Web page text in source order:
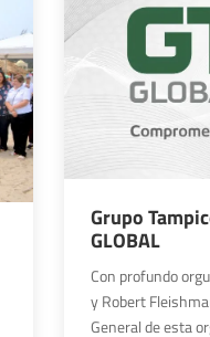
Grupo
GLOBAL
Con profundo
y Robert
General de esta